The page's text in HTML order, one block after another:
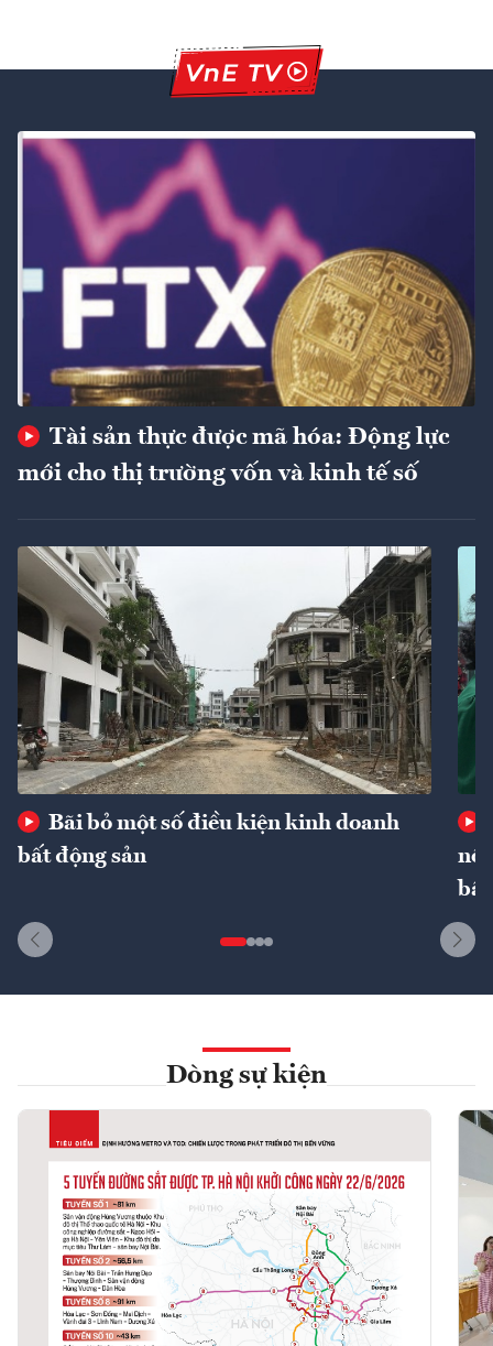
Tài sản thực được mã hóa: Động lực
mới cho thị trường vốn và kinh tế số
Bãi bỏ một số điều kiện kinh doanh
bất động sản
Dòng sự kiện